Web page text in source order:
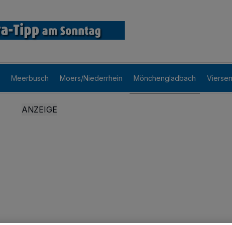
Meerbusch Moers/Niederrhein Mönchengladbach Viersen